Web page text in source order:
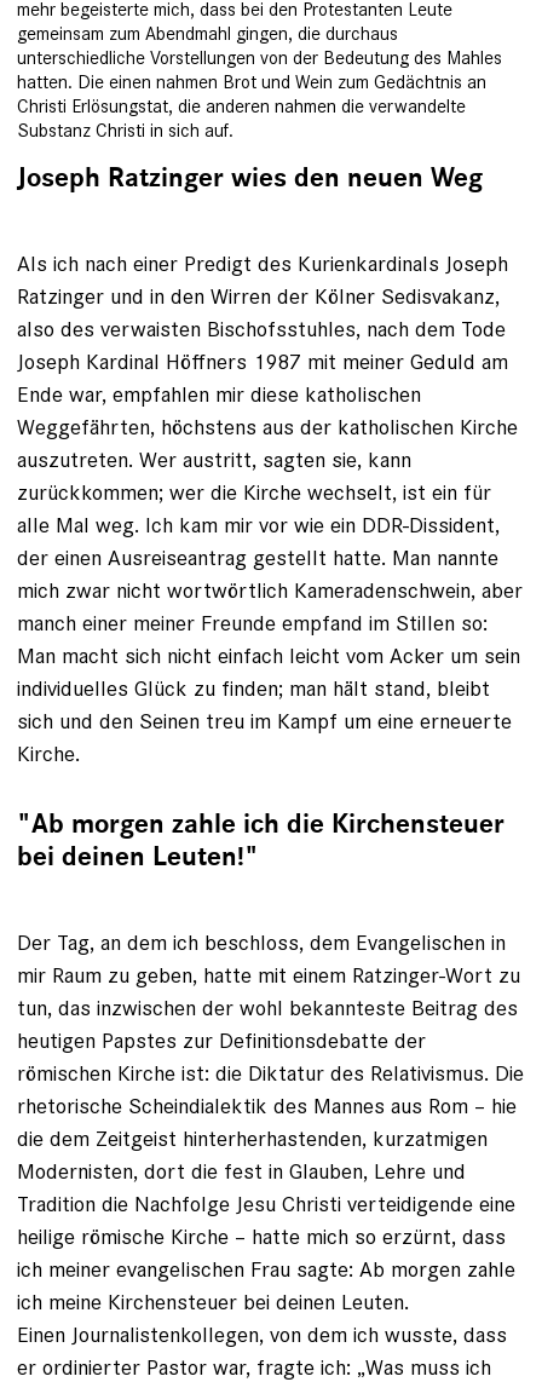
mehr begeisterte mich, dass bei den Protestanten Leute
gemeinsam zum Abendmahl gingen, die durchaus
unterschiedliche Vorstellungen von der Bedeutung des Mahles
hatten. Die einen nahmen Brot und Wein zum Gedächtnis an
Christi Erlösungstat, die anderen nahmen die verwandelte
Substanz Christi in sich auf.
Joseph Ratzinger wies den neuen Weg
Als ich nach einer Predigt des Kurienkardinals Joseph
Ratzinger und in den Wirren der Kölner Sedisvakanz,
also des verwaisten Bischofsstuhles, nach dem Tode
Joseph Kardinal Höffners 1987 mit meiner Geduld am
Ende war, empfahlen mir diese katholischen
Weggefährten, höchstens aus der katholischen ­Kirche
auszutreten. Wer austritt, sagten sie, kann
zurückkommen; wer die Kirche wechselt, ist ein für
alle Mal weg. Ich kam mir vor wie ein DDR-Dissident,
der einen Ausreiseantrag gestellt hatte. Man nannte
mich zwar nicht wortwörtlich Kameradenschwein, aber
manch einer meiner Freunde empfand im Stillen so:
Man macht sich nicht einfach leicht vom Acker um sein
individuelles Glück zu finden; man hält stand, bleibt
sich und den Seinen treu im Kampf um eine erneuerte
Kirche.
"Ab morgen zahle ich die Kirchensteuer
bei deinen Leuten!"
Der Tag, an dem ich beschloss, dem Evangelischen in
mir Raum zu geben, hatte mit einem Ratzinger-Wort zu
tun, das inzwischen der wohl bekannteste Beitrag des
heutigen Papstes zur Definitionsdebatte der
römischen Kirche ist: die Diktatur des Relativismus. Die
rhetorische Scheindialektik des Mannes aus Rom – hie
die dem Zeitgeist hinterherhastenden, kurzatmigen
Modernisten, dort die fest in Glauben, Lehre und
Tradition die Nachfolge Jesu Christi verteidigende eine
hei­lige römische Kirche – hatte mich so erzürnt, dass
ich meiner evangelischen Frau sagte: Ab morgen zahle
ich meine Kirchensteuer bei deinen Leuten.
Einen Journalistenkollegen, von dem ich wusste, dass
er ­ordinierter Pastor war, fragte ich: „Was muss ich